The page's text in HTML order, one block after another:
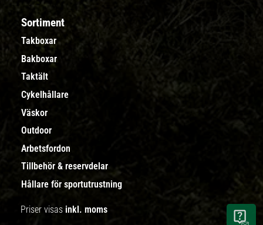
Sortiment
Takboxar
Bakboxar
Taktält
Cykelhållare
Väskor
Outdoor
Arbetsfordon
Tillbehör & reservdelar
Hållare för sportutrustning
Priser visas inkl. moms